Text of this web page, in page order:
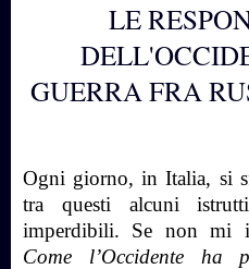
LE
GUERRA FRA
Ogni giorno, in Italia, si
tra questi alcuni
imperdibili. Se non mi
Come l’Occidente ha